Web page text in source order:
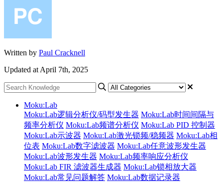
Written by Paul Cracknell
Updated at April 7th, 2025
Moku:Lab
Moku:Lab逻辑分析仪/码型发生器 Moku:Lab时间间隔与
频率分析仪 Moku:Lab频谱分析仪 Moku:Lab PID 控制器
Moku:Lab示波器 Moku:Lab激光锁频/稳频器 Moku:Lab相
位表 Moku:Lab数字滤波器 Moku:Lab任意波形发生器
Moku:Lab波形发生器 Moku:Lab频率响应分析仪
Moku:Lab FIR 滤波器生成器 Moku:Lab锁相放大器
Moku:Lab常见问题解答 Moku:Lab数据记录器